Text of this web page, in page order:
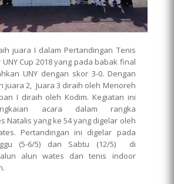
juara I dalam Pertandingan Tenis
Cup 2018 yang pada babak final
UNY dengan skor 3-0. Dengan
juara 2, Juara 3 diraih oleh Menoreh
I diraih oleh Kodim. Kegiatan ini
acara dalam rangka
Natalis yang ke 54 yang digelar oleh
Pertandingan ini digelar pada
(5-6/5) dan Sabtu (12/5) di
alun wates dan tenis indoor